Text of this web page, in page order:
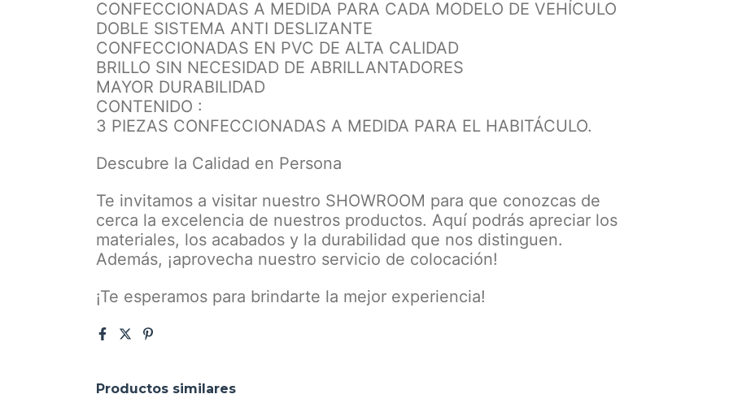
CONFECCIONADAS A MEDIDA PARA CADA MODELO DE VEHÍCULO
DOBLE SISTEMA ANTI DESLIZANTE
CONFECCIONADAS EN PVC DE ALTA CALIDAD
BRILLO SIN NECESIDAD DE ABRILLANTADORES
MAYOR DURABILIDAD
CONTENIDO :
3 PIEZAS CONFECCIONADAS A MEDIDA PARA EL HABITÁCULO.
Descubre la Calidad en Persona
Te invitamos a visitar nuestro SHOWROOM para que conozcas de
cerca la excelencia de nuestros productos. Aquí podrás apreciar los
materiales, los acabados y la durabilidad que nos distinguen.
Además, ¡aprovecha nuestro servicio de colocación!
¡Te esperamos para brindarte la mejor experiencia!
Productos similares